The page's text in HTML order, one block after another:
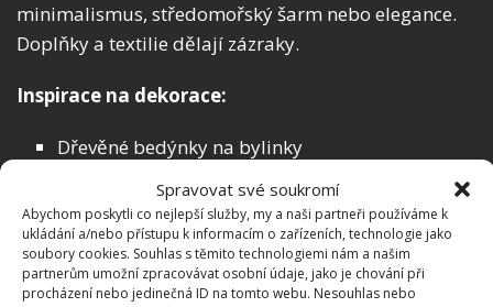
Spravovat své soukromí
Abychom poskytli co nejlepší služby, my a naši partneři používáme k
ukládání a/nebo přístupu k informacím o zařízeních, technologie jako
soubory cookies. Souhlas s těmito technologiemi nám a našim
partnerům umožní zpracovávat osobní údaje, jako je chování při
procházení nebo jedinečná ID na tomto webu. Nesouhlas nebo
minimalismus, středomořský šarm nebo elegance.
Doplňky a textilie dělají zázraky.
Inspirace na dekorace:
Dřevěné bedýnky na bylinky
Lucerny, svíčky a proutěné koše
Barevné nádobí a keramika
Závěsné dekorace z přírodních materiálů